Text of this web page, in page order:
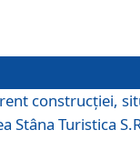
construcției,
Stâna Turistica